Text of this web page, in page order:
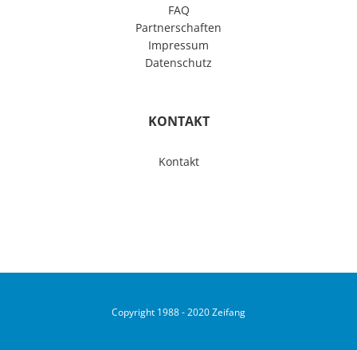
FAQ
Partnerschaften
Impressum
Datenschutz
KONTAKT
Kontakt
Copyright 1988 - 2020 Zeifang